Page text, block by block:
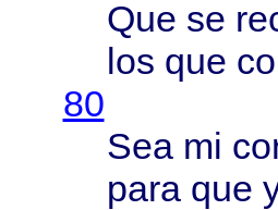
Que se
los que
80
Sea mi
paraque